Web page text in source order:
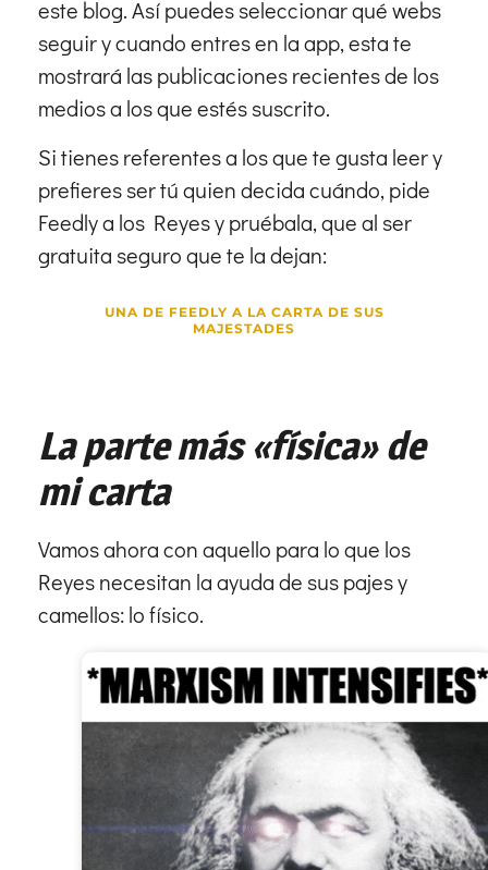
este blog. Así puedes seleccionar qué webs
seguir y cuando entres en la app, esta te
mostrará las publicaciones recientes de los
medios a los que estés suscrito.
Si tienes referentes a los que te gusta leer y
prefieres ser tú quien decida cuándo, pide
Feedly a los Reyes y pruébala, que al ser
gratuita seguro que te la dejan:
UNA DE FEEDLY A LA CARTA DE SUS
MAJESTADES
La parte más «física» de
mi carta
Vamos ahora con aquello para lo que los
Reyes necesitan la ayuda de sus pajes y
camellos: lo físico.